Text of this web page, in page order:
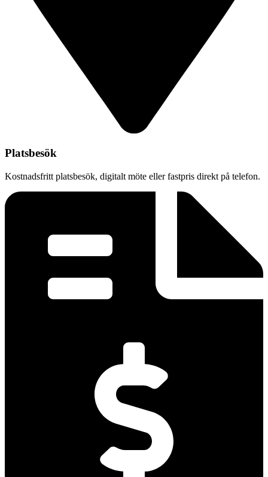
Platsbesök
Kostnadsfritt platsbesök, digitalt möte eller fastpris direkt på telefon.